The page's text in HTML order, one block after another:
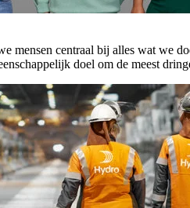
mensen centraal bij alles wat we
doel om de meest